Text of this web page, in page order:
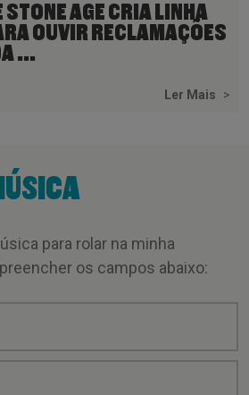
STONE AGE CRIA LINHA
OUVIR RECLAMAÇÕES
...
Ler Mais >
para rolar na minha
os campos abaixo: